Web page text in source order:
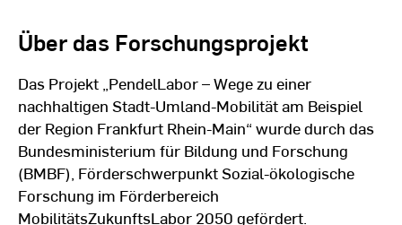
Über das Forschungsprojekt
Das Projekt „PendelLabor – Wege zu einer
nachhaltigen Stadt-Umland-Mobilität am Beispiel
der Region Frankfurt Rhein-Main“ wurde durch das
Bundesministerium für Bildung und Forschung
(BMBF), Förderschwerpunkt Sozial-ökologische
Forschung im Förderbereich
MobilitätsZukunftsLabor 2050 gefördert.